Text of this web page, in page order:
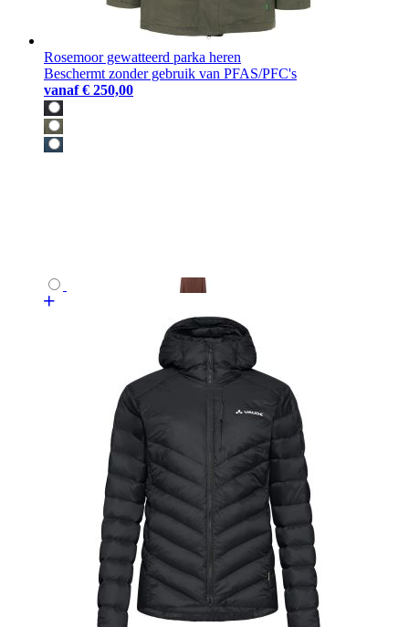
Rosemoor gewatteerd parka heren
Beschermt zonder gebruik van PFAS/PFC's
vanaf € 250,00